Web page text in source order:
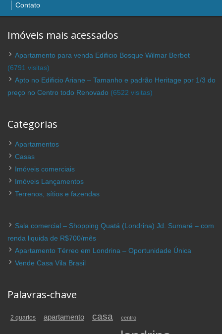
Contato
Imóveis mais acessados
Apartamento para venda Edificio Bosque Wilmar Berbet
(6791 visitas)
Apto no Edificio Ariane – Tamanho e padrão Heritage por 1/3 do
preço no Centro todo Renovado (6522 visitas)
Categorias
Apartamentos
Casas
Imóveis comerciais
Imóveis Lançamentos
Terrenos, sítios e fazendas
Sala comercial – Shopping Quatá (Londrina) Jd. Sumaré – com
renda liquida de R$700/mês
Apartamento Térreo em Londrina – Oportunidade Única
Vende Casa Vila Brasil
Palavras-chave
2 quartos apartamento casa centro